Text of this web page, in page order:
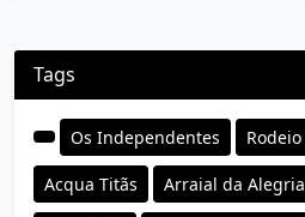
Tags
Os Independentes Rodeio
Acqua Titãs Arraial da Alegria